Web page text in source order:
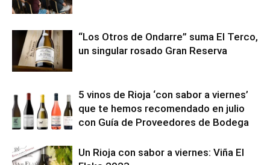
“Los Otros de Ondarre” suma El Terco,
un singular rosado Gran Reserva
5 vinos de Rioja ‘con sabor a viernes’
que te hemos recomendado en julio
con Guía de Proveedores de Bodega
Un Rioja con sabor a viernes: Viña El